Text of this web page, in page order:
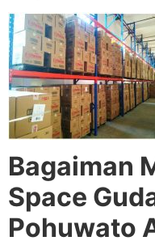
Bagaiman
Space
Pohuwato